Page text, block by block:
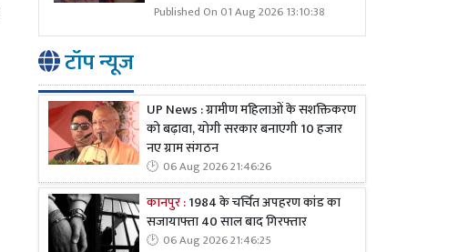
Published On 01 Aug 2026 13:10:38
टॉप न्यूज
UP News : ग्रामीण महिलाओं के सशक्तिकरण
को बढ़ावा, योगी सरकार बनाएगी 10 हजार
नए ग्राम संगठन
06 Aug 2026 21:46:26
कानपुर :1984 के चर्चित अपहरण कांड का
सजायाफ्ता 40 साल बाद गिरफ्तार
06 Aug 2026 21:46:25